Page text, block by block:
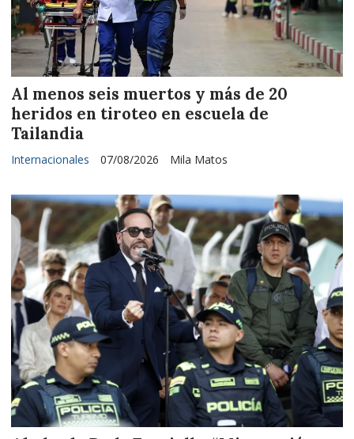
Al menos seis muertos y más de 20
heridos en tiroteo en escuela de
Tailandia
Mila Matos
Internacionales 07/08/2026